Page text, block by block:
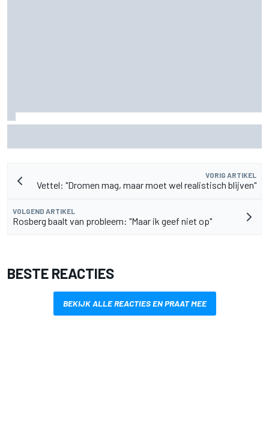
VORIG ARTIKEL
Vettel: "Dromen mag, maar moet wel realistisch blijven"
VOLGEND ARTIKEL
Rosberg baalt van probleem: "Maar ik geef niet op"
BESTE REACTIES
BEKIJK ALLE REACTIES EN PRAAT MEE